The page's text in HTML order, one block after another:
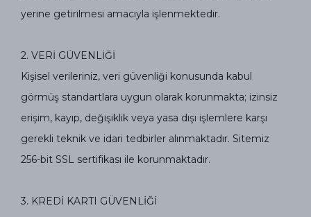
yerine getirilmesi amacıyla işlenmektedir.
2.⁠ ⁠VERİ GÜVENLİĞİ
Kişisel verileriniz, veri güvenliği konusunda kabul
görmüş standartlara uygun olarak korunmakta; izinsiz
erişim, kayıp, değişiklik veya yasa dışı işlemlere karşı
gerekli teknik ve idari tedbirler alınmaktadır. Sitemiz
256-bit SSL sertifikası ile korunmaktadır.
3.⁠ ⁠KREDİ KARTI GÜVENLİĞİ